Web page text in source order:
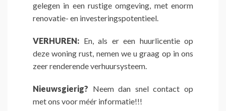
gelegen in een rustige omgeving, met enorm
renovatie- en investeringspotentieel.
VERHUREN: En, als er een huurlicentie op
deze woning rust, nemen we u graag op in ons
zeer renderende verhuursysteem.
Nieuwsgierig? Neem dan snel contact op
met ons voor méér informatie!!!